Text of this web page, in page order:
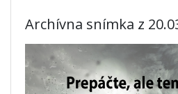
Archívna snímka z